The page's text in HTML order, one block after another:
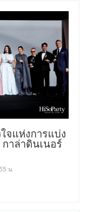
จแห่งการแบ่ง
าล่าดินเนอร์
น.